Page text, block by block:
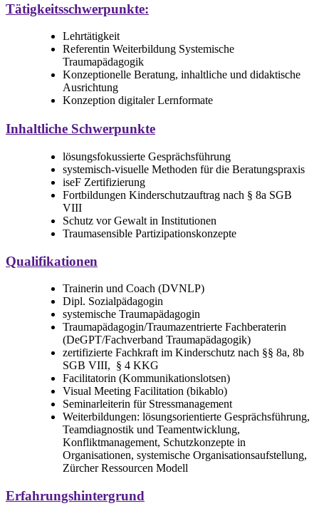
Tätigkeitsschwerpunkte:
Lehrtätigkeit
Referentin Weiterbildung Systemische
Traumapädagogik
Konzeptionelle Beratung, inhaltliche und didaktische
Ausrichtung
Konzeption digitaler Lernformate
Inhaltliche Schwerpunkte
lösungsfokussierte Gesprächsführung
systemisch-visuelle Methoden für die Beratungspraxis
iseF Zertifizierung
Fortbildungen Kinderschutzauftrag nach § 8a SGB
VIII
Schutz vor Gewalt in Institutionen
Traumasensible Partizipationskonzepte
Qualifikationen
Trainerin und Coach (DVNLP)
Dipl. Sozialpädagogin
systemische Traumapädagogin
Traumapädagogin/Traumazentrierte Fachberaterin
(DeGPT/Fachverband Traumapädagogik)
zertifizierte Fachkraft im Kinderschutz nach §§ 8a, 8b
SGB VIII, § 4 KKG
Facilitatorin (Kommunikationslotsen)
Visual Meeting Facilitation (bikablo)
Seminarleiterin für Stressmanagement
Weiterbildungen: lösungsorientierte Gesprächsführung,
Teamdiagnostik und Teamentwicklung,
Konfliktmanagement, Schutzkonzepte in
Organisationen, systemische Organisationsaufstellung,
Zürcher Ressourcen Modell
Erfahrungshintergrund